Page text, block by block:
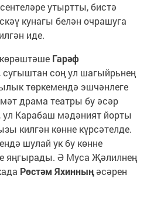
утыртты, бистә
кунагы белән очрашуга
иде.
Гарәф
сугыштан соң ул шагыйрьнең
төркемендә эшчәнлеге
драма театры бу әсәр
ул Карабаш мәдәният йорты
килгән көнне күрсәтелде.
шулай ук бу көнне
яңгырады. Ә Муса Җәлилнең
Рөстәм Яхинныңәсәрен